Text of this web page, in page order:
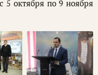
5 октября по 9 ноября